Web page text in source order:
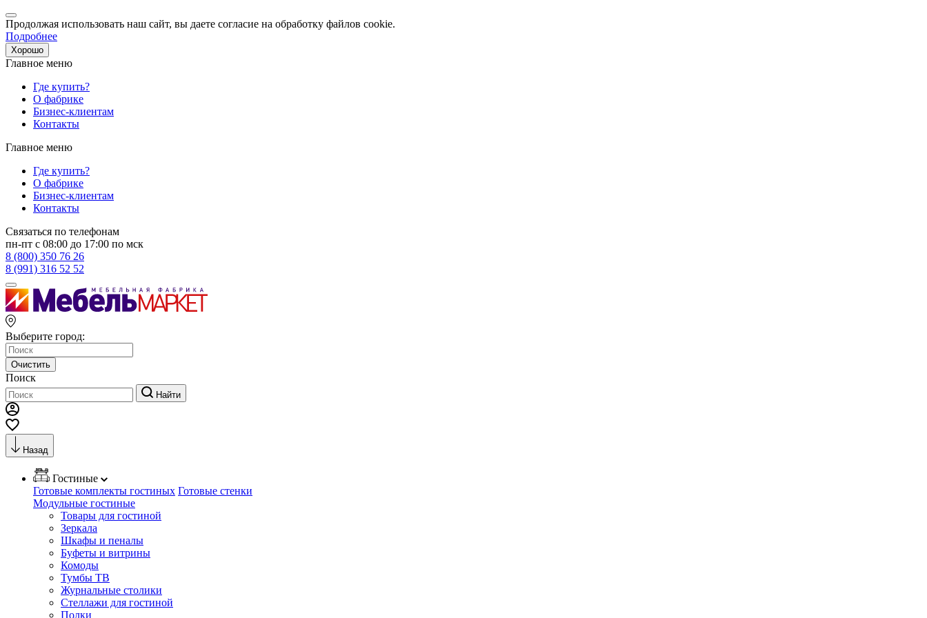
Продолжая использовать наш сайт, вы даете согласие на обработку файлов cookie.
Подробнее
Хорошо
Главное меню
Где купить?
О фабрике
Бизнес-клиентам
Контакты
Главное меню
Где купить?
О фабрике
Бизнес-клиентам
Контакты
Связаться по телефонам
пн-пт с 08:00 до 17:00 по мск
8 (800) 350 76 26
8 (991) 316 52 52
Выберите город:
Очистить
Поиск
Найти
Назад
Гостиные
Готовые комплекты гостиных Готовые стенки
Модульные гостиные
Товары для гостиной
Зеркала
Шкафы и пеналы
Буфеты и витрины
Комоды
Тумбы ТВ
Журнальные столики
Стеллажи для гостиной
Полки